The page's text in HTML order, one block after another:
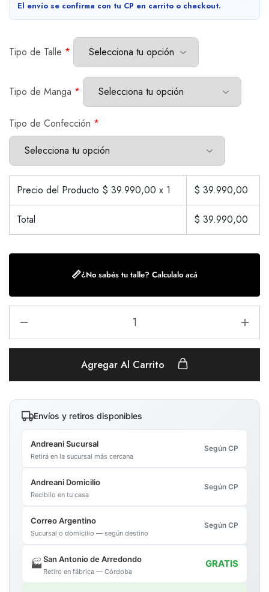
El envío se confirma con tu CP en carrito o checkout.
Tipo de Talle *
Tipo de Manga *
Tipo de Confección *
Precio del Producto $ 39.990,00 x 1 $ 39.990,00
Total $ 39.990,00
📏¿No sabés tu talle? Calculalo acá
Agregar Al Carrito
Envíos y retiros disponibles
Andreani Sucursal
Retirá en la sucursal más cercana
Según CP
Andreani Domicilio
Recibilo en tu casa
Según CP
Correo Argentino
Sucursal o domicilio — según destino
Según CP
🏭San Antonio de Arredondo
Retiro en fábrica — Córdoba
GRATIS